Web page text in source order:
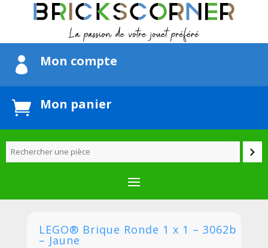
 Mon compte
 Mon panier
LEGO® Brique Ronde 1 x 1 – 3062b
– Jaune